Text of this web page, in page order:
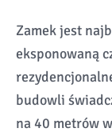
Zamek jest
eksponowaną
budowli
na 40 metrów